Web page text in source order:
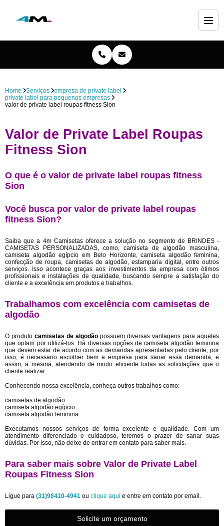
Home Serviços
empresa de private label
private label para pequenas empresas
valor de private label roupas fitness Sion
Valor de Private Label Roupas
Fitness Sion
O que é o valor de private label roupas fitness
Sion
Você busca por valor de private label roupas
fitness Sion?
Saiba que a 4m Camisetas oferece a solução no segmento de BRINDES -
CAMISETAS PERSONALIZADAS, como, camiseta de algodão masculina,
camiseta algodão egípcio em Belo Horizonte, camiseta algodão feminina,
confecção de roupa, camisetas de algodão, estamparia digital, entre outros
serviços. Isso acontece graças aos investimentos da empresa com ótimos
profissionais e instalações de qualidade, buscando sempre a satisfação do
cliente e a excelência em produtos e trabalhos.
Trabalhamos com excelência com camisetas de
algodão
O produto camisetas de algodão possuem diversas vantagens para aqueles
que optam por utilizá-los. Há diversas opções de camiseta algodão feminina
que devem estar de acordo com as demandas apresentadas pelo cliente, por
isso, é necessario escolher bem a empresa para sanar essa demanda, e
assim, a mesma, atendendo de modo eficiente todas as solicitações que o
cliente realizar.
Conhecendo nossa excelência, conheça outros trabalhos como:
camisetas de algodão
camiseta algodão egípcio
camiseta algodão feminina
Executamos nossos serviços de forma excelente e qualidade. Com um
atendimento diferenciado e cuidadoso, teremos o prazer de sanar suas
dúvidas. Por isso, não deixe de entrar em contato para saber mais.
Para saber mais sobre Valor de Private Label
Roupas Fitness Sion
Ligue para (31)98410-4941 ou clique aqui e entre em contato por email.
Solicite um orçamento